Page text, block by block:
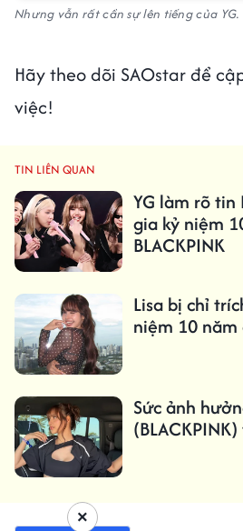
Nhưng vẫn rất cần sự lên tiếng của YG.
Hãy theo dõi SAOstar để
việc!
TIN LIÊN QUAN
YG làm rõ tin
gia kỷ niệm
BLACKPINK
Lisa bị chỉ
niệm 10 năm
Sức ảnh
×